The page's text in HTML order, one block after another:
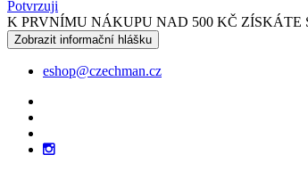
Potvrzuji
K PRVNÍMU NÁKUPU NAD 500 KČ ZÍSKÁTE
Zobrazit informační hlášku
eshop@czechman.cz